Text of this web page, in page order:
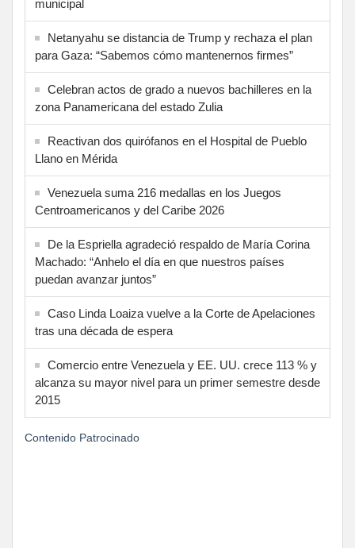
municipal
Netanyahu se distancia de Trump y rechaza el plan
para Gaza: “Sabemos cómo mantenernos firmes”
Celebran actos de grado a nuevos bachilleres en la
zona Panamericana del estado Zulia
Reactivan dos quirófanos en el Hospital de Pueblo
Llano en Mérida
Venezuela suma 216 medallas en los Juegos
Centroamericanos y del Caribe 2026
De la Espriella agradeció respaldo de María Corina
Machado: “Anhelo el día en que nuestros países
puedan avanzar juntos”
Caso Linda Loaiza vuelve a la Corte de Apelaciones
tras una década de espera
Comercio entre Venezuela y EE. UU. crece 113 % y
alcanza su mayor nivel para un primer semestre desde
2015
Contenido Patrocinado